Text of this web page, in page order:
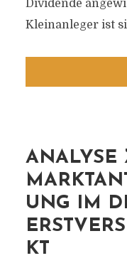
Dividende
Kleinanleger ist
ANALYSE
UNG IM
KT